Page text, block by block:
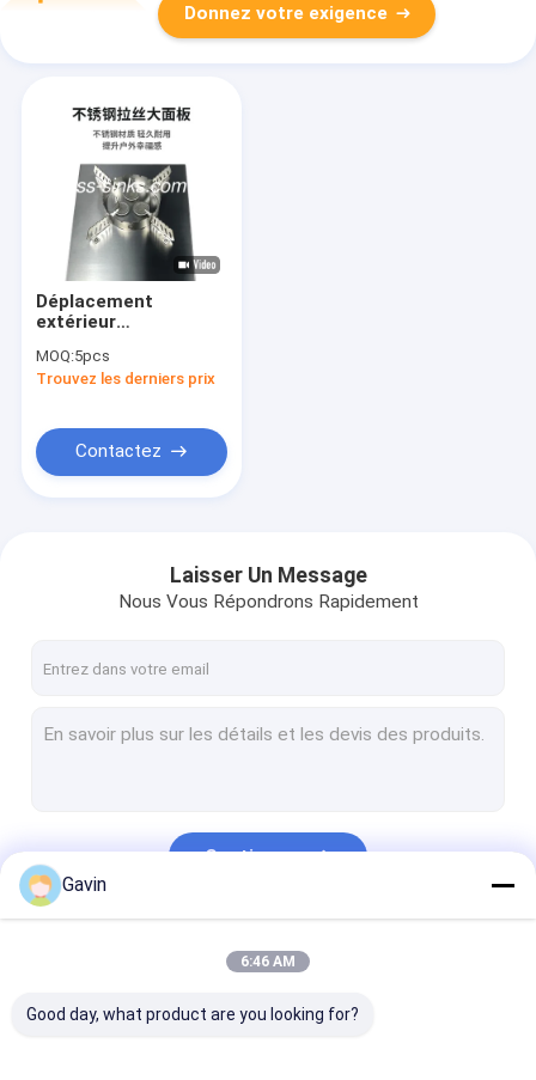
Donnez votre exigence
Déplacement
extérieur
BARBECUE porté par
homme de four de
feu
MOQ:5pcs
Trouvez les derniers prix
Contactez
Laisser Un Message
Nous Vous Répondrons Rapidement
Continuer
Gavin
6:46 AM
Good day, what product are you looking for?